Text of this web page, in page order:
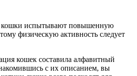
кошки испытывают повышенную
физическую активность следует
кошек составила алфавитный
с их описанием, вы